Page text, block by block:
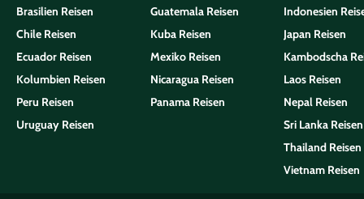
Brasilien Reisen
Chile Reisen
Ecuador Reisen
Kolumbien Reisen
Peru Reisen
Uruguay Reisen
Guatemala Reisen
Kuba Reisen
Mexiko Reisen
Nicaragua Reisen
Panama Reisen
Indonesien
Japan Reisen
Kambodscha
Laos Reisen
Nepal Reisen
Sri Lanka Reisen
Thailand Reisen
Vietnam Reisen